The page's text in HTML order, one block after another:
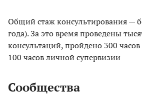
Общий стаж консультирования —
года). За это время проведены
консультаций, пройдено 300
100 часов личной супервизии
Сообщества